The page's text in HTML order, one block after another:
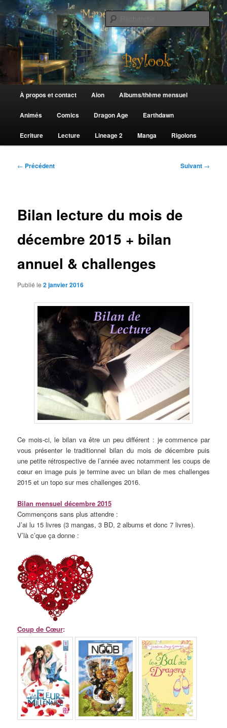
au
contenu
principalLe Manège de Psylook
principal
À propos et contact Aion Albums/thème mensuel
Animés Comics Dragon Age Earthdawn
Ecriture Lecture Lineage 2 Manga Rigolons
Navigation
← Précédent Suivant →
Bilan lecture du mois de
décembre 2015 + bilan
annuel & challenges
Publié le2 janvier 2016
Ce mois-ci, le bilan va être un peu différent : je commence par
vous présenter le traditionnel bilan du mois de décembre puis
une petite rétrospective de l’année avec notamment les coups de
cœur en image puis je termine avec un bilan de mes challenges
2015 et un topo sur mes challenges 2016.
Bilan mensuel décembre 2015
Commençons sans plus attendre :
J’ai lu 15 livres (3 mangas, 3 BD, 2 albums et donc 7 livres).
V’là c’que ça donne :
Coup de Cœur: